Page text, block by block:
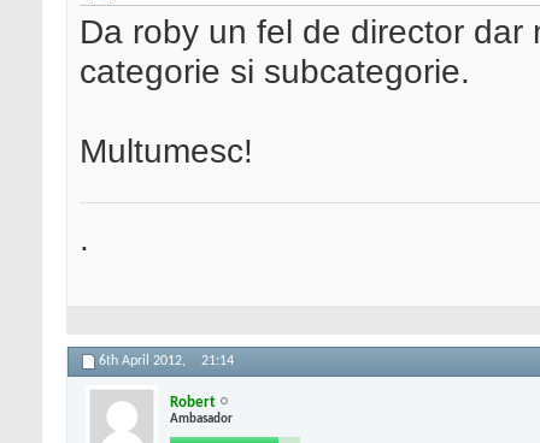
Da roby un fel de director
categorie si subcategorie.
Multumesc!
.
6th April 2012, 21:14
Robert
Ambasador